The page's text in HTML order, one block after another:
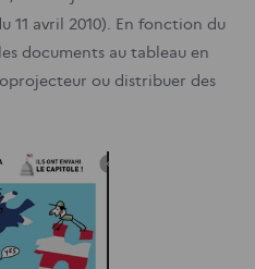
11 avril 2010). En fonction du
documents au tableau en
ou distribuer des